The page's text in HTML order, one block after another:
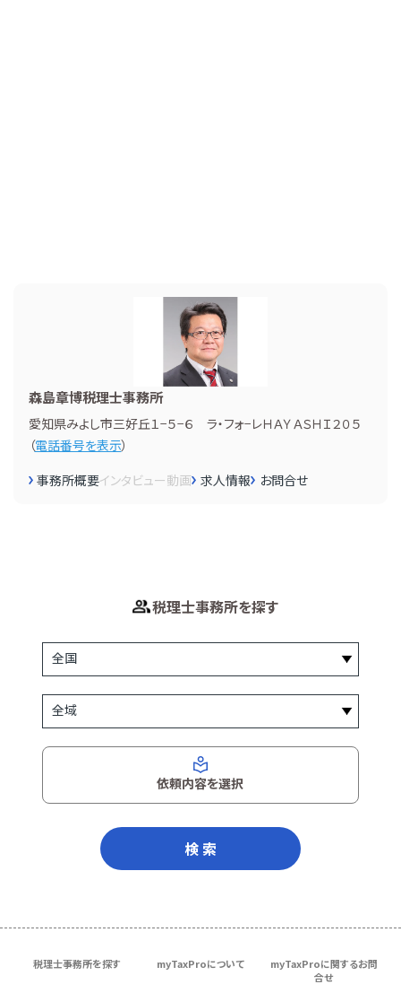
森島章博税理士事務所
愛知県みよし市三好丘１−５−６ ラ・フォ−レＨＡＹＡＳＨＩ２０５
（電話番号を表示）
事務所概要インタビュー動画 求人情報 お問合せ
税理士事務所を探す
依頼内容を選択
検 索
税理士事務所を探す myTaxProについて
myTaxProに関するお問
合せ